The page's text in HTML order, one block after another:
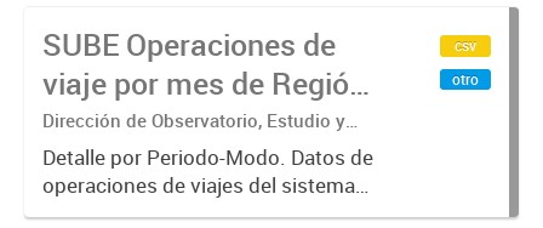
registrado desde 01/01/2013 hasta
31/10/2019 para líneas de
transporte...
SUBE Operaciones de
viaje por mes de Región
Metropolitana de
Buenos Aires, agregado
por Periodo-Modo
Dirección de Observatorio, Estudio y
Sistemas – Ministerio de Transporte
Detalle por Periodo-Modo. Datos de
operaciones de viajes del sistema
único de boleto electrónico(SUBE)
csv
otro